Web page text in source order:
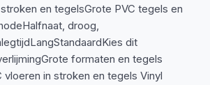
en tegelsGrote PVC tegels en
droog,
dit
formaten en tegels
vloeren in stroken en tegels Vinyl